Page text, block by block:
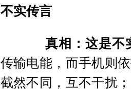
不实传言
真相：这是不
传输电能，而手机则
截然不同，互不干扰